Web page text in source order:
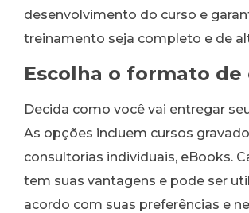
desenvolvimento do curso e
treinamento seja completo e de
Escolha o formato
Decida como você vai entregar
As opções incluem cursos
consultorias individuais, eBooks.
tem suas vantagens e pode ser
acordo com suas preferências e